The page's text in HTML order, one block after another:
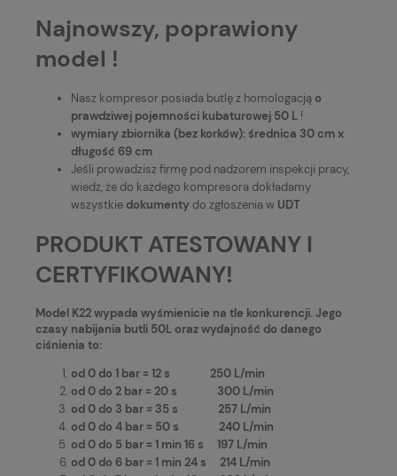
Najnowszy, poprawiony
model !
Nasz kompresor posiada butlę z homologacją o
prawdziwej pojemności kubaturowej 50 L !
wymiary zbiornika (bez korków): średnica 30 cm x
długość 69 cm
Jeśli prowadzisz firmę pod nadzorem inspekcji pracy,
wiedz, że do każdego kompresora dokładamy
wszystkie dokumenty do zgłoszenia w UDT
PRODUKT ATESTOWANY I
CERTYFIKOWANY!
Model K22 wypada wyśmienicie na tle konkurencji. Jego
czasy nabijania butli 50L oraz wydajność do danego
ciśnienia to:
od 0 do 1 bar = 12 s 250 L/min
od 0 do 2 bar = 20 s 300 L/min
od 0 do 3 bar = 35 s 257 L/min
od 0 do 4 bar = 50 s 240 L/min
od 0 do 5 bar = 1 min 16 s 197 L/min
od 0 do 6 bar = 1 min 24 s 214 L/min